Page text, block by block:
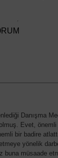
Danışma
Evet, önemli
bir badire
yönelik
buna müsaade